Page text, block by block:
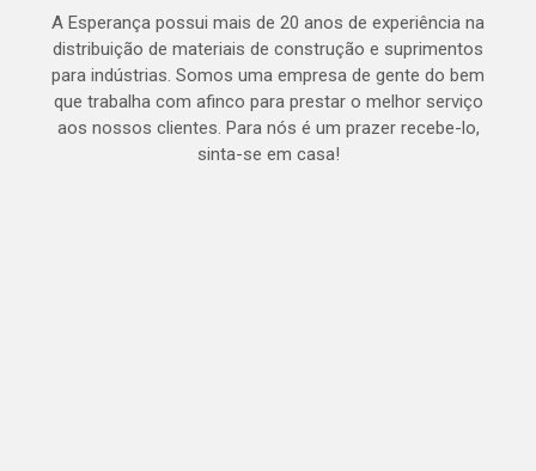
A Esperança possui mais de 20 anos de experiência na
distribuição de materiais de construção e suprimentos
para indústrias. Somos uma empresa de gente do bem
que trabalha com afinco para prestar o melhor serviço
aos nossos clientes. Para nós é um prazer recebe-lo,
sinta-se em casa!